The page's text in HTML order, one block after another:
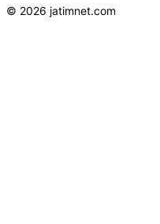
© 2026 jatimnet.com